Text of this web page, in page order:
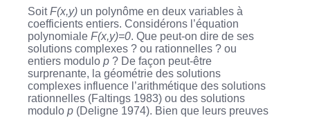
SoitF(x,y) un polynôme en deux variables à
coefficients entiers. Considérons l’équation
polynomiale F(x,y)=0. Que peut-on dire de ses
solutions complexes ? ou rationnelles ? ou
entiers modulo p ? De façon peut-être
surprenante, la géométrie des solutions
complexes influence l’arithmétique des solutions
rationnelles (Faltings 1983) ou des solutions
modulo p (Deligne 1974). Bien que leurs preuves